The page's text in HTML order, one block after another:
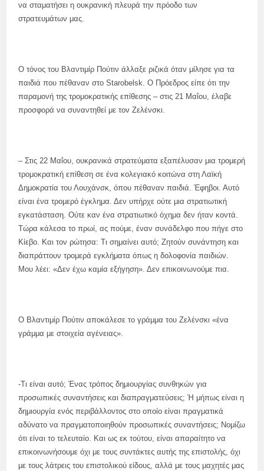
να σταματήσει η ουκρανική πλευρά την πρόοδο των
στρατευμάτων μας.
Ο τόνος του Βλαντιμίρ Πούτιν άλλαξε ριζικά όταν μίλησε για τα
παιδιά που πέθαναν στο Starobelsk. Ο Πρόεδρος είπε ότι την
παραμονή της τρομοκρατικής επίθεσης – στις 21 Μαΐου, έλαβε
προσφορά να συναντηθεί με τον Ζελένσκι.
– Στις 22 Μαΐου, ουκρανικά στρατεύματα εξαπέλυσαν μια τρομερή
τρομοκρατική επίθεση σε ένα κολεγιακό κοιτώνα στη Λαϊκή
Δημοκρατία του Λουχάνσκ, όπου πέθαναν παιδιά. Έφηβοι. Αυτό
είναι ένα τρομερό έγκλημα. Δεν υπήρχε ούτε μια στρατιωτική
εγκατάσταση. Ούτε καν ένα στρατιωτικό όχημα δεν ήταν κοντά.
Τώρα κάλεσα το πρωί, ας πούμε, έναν συνάδελφο που πήγε στο
Κίεβο. Και τον ρώτησα: Τι σημαίνει αυτό; Ζητούν συνάντηση και
διαπράττουν τρομερά εγκλήματα όπως η δολοφονία παιδιών.
Μου λέει: «Δεν έχω καμία εξήγηση». Δεν επικοινωνούμε πια.
Ο Βλαντιμίρ Πούτιν αποκάλεσε το γράμμα του Ζελένσκι «ένα
γράμμα με στοιχεία αγένειας».
-Τι είναι αυτό; Ένας τρόπος δημιουργίας συνθηκών για
προσωπικές συναντήσεις και διαπραγματεύσεις; Ή μήπως είναι η
δημιουργία ενός περιβάλλοντος στο οποίο είναι πραγματικά
αδύνατο να πραγματοποιηθούν προσωπικές συναντήσεις; Νομίζω
ότι είναι το τελευταίο. Και ως εκ τούτου, είναι απαραίτητο να
επικοινωνήσουμε όχι με τους συντάκτες αυτής της επιστολής, όχι
με τους λάτρεις του επιστολικού είδους, αλλά με τους μαχητές μας